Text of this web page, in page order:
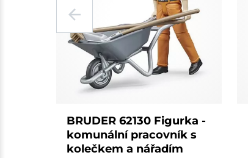
BRUDER 62130 Figurka -
komunální pracovník s
kolečkem a nářadím